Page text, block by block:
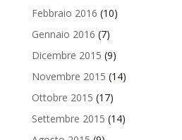
Febbraio 2016 (10)
Gennaio 2016 (7)
Dicembre 2015 (9)
Novembre 2015 (14)
Ottobre 2015 (17)
Settembre 2015 (14)